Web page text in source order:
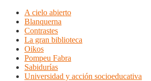
A cielo abierto
Blanquerna
Contrastes
La gran biblioteca
Oikos
Pompeu Fabra
Sabidurías
Universidad y acción socioeducativa